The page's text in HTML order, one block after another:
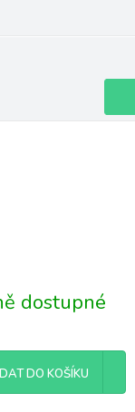
dostupné
DO KOŠÍKU